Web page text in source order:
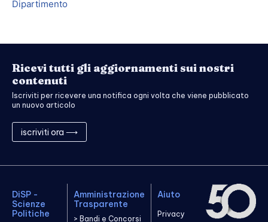
Dipartimento
Ricevi tutti gli aggiornamenti sui nostri
contenuti
Iscriviti per ricevere una notifica ogni volta che viene pubblicato
un nuovo articolo
iscriviti ora ⟶
DiSP -
Scienze
Politiche
Amministrazione
Trasparente
> Bandi e Concorsi
Aiuto
Privacy